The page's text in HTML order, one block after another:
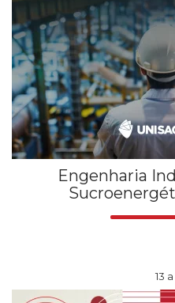
Engenharia
13 a